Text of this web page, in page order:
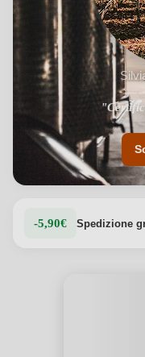
"Terreno
-5,90€ Spedizione